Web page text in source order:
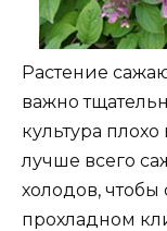
Растение
важно
культура
лучше всего
холодов,
прохладном